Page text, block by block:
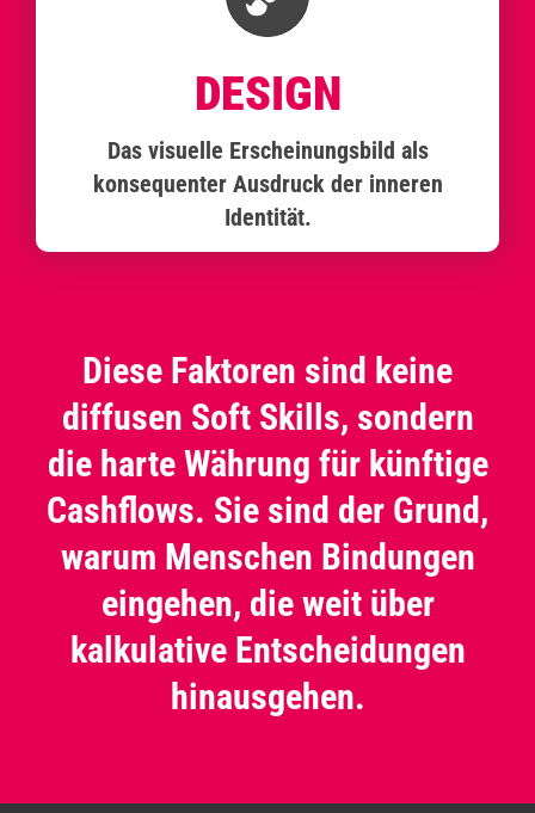
DESIGN
Das visuelle Erscheinungsbild als
konsequenter Ausdruck der inneren
Identität.
Diese Faktoren sind keine
diffusen Soft Skills, sondern
die harte Währung für künftige
Cashflows. Sie sind der Grund,
warum Menschen Bindungen
eingehen, die weit über
kalkulative Entscheidungen
hinausgehen.